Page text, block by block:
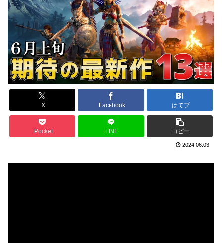
X Facebook はてブ
Pocket LINE コピー
2024.06.03